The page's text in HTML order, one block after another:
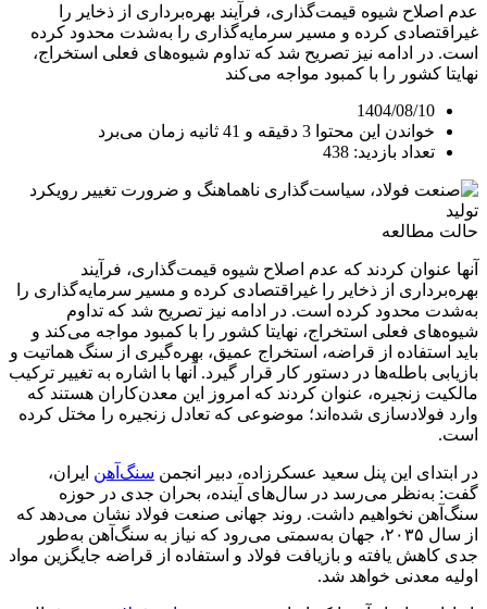
عدم اصلاح شیوه قیمت‌گذاری، فرآیند بهره‌برداری از ذخایر را
غیراقتصادی کرده و مسیر سرمایه‌گذاری را به‌شدت محدود کرده
است. در ادامه نیز تصریح شد که تداوم شیوه‌های فعلی استخراج،
نهایتا کشور را با کمبود مواجه می‌کند
1404/08/10
خواندن این محتوا 3 دقیقه و 41 ثانیه زمان می‌برد
تعداد بازدید: 438
حالت مطالعه
آنها عنوان کردند که عدم اصلاح شیوه قیمت‌گذاری، فرآیند
بهره‌برداری از ذخایر را غیراقتصادی کرده و مسیر سرمایه‌گذاری را
به‌شدت محدود کرده است. در ادامه نیز تصریح شد که تداوم
شیوه‌های فعلی استخراج، نهایتا کشور را با کمبود مواجه می‌کند و
باید استفاده از قراضه، استخراج عمیق، بهره‌گیری از سنگ هماتیت و
بازیابی باطله‌ها در دستور کار قرار گیرد. آنها با اشاره به تغییر ترکیب
مالکیت زنجیره، عنوان کردند که امروز این معدن‌کاران هستند که
وارد فولادسازی شده‌اند؛ موضوعی که تعادل زنجیره را مختل کرده
است.
در ابتدای این پنل سعید عسکرزاده، دبیر انجمن سنگ‌آهن ایران،
گفت: به‌نظر می‌رسد در سال‌های آینده، بحران جدی در حوزه
سنگ‌آهن نخواهیم داشت. روند جهانی صنعت فولاد نشان می‌دهد که
از سال ۲۰۳۵، جهان به‌سمتی می‌رود که نیاز به سنگ‌آهن به‌طور
جدی کاهش یافته و بازیافت فولاد و استفاده از قراضه جایگزین مواد
اولیه معدنی خواهد شد.